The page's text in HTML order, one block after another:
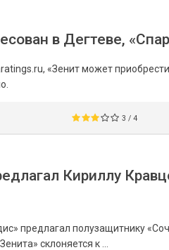
в Дегтеве,
«Зенит может
3 / 4
Кириллу
предлагал полузащитнику
склоняется к ...